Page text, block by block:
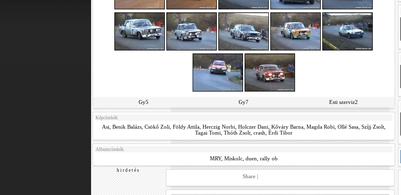
Gy5 Gy7 Esti szerviz2
Képcímkék
Asi Benik Balázs, Csökő Zoli Földy Attila, Herczig Norbi Holczer Dani Kőváry Barna, Magda Robi Ollé Sasa, Szíjj Zsolt,
Tagai Tomi Thóth Zsolt, crash Érdi Tibor
Albumcímkék
MRY, Miskolc, duen rally ob
h i r d e t é s
Share |